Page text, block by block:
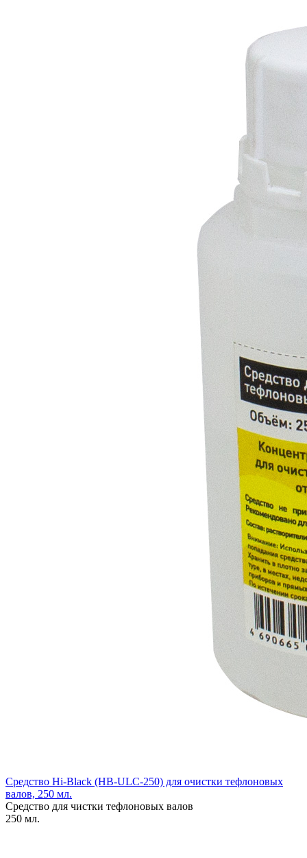
Средство Hi-Black (HB-ULC-250) для очистки тефлоновых
валов, 250 мл.
Средство для чистки тефлоновых валов
250 мл.